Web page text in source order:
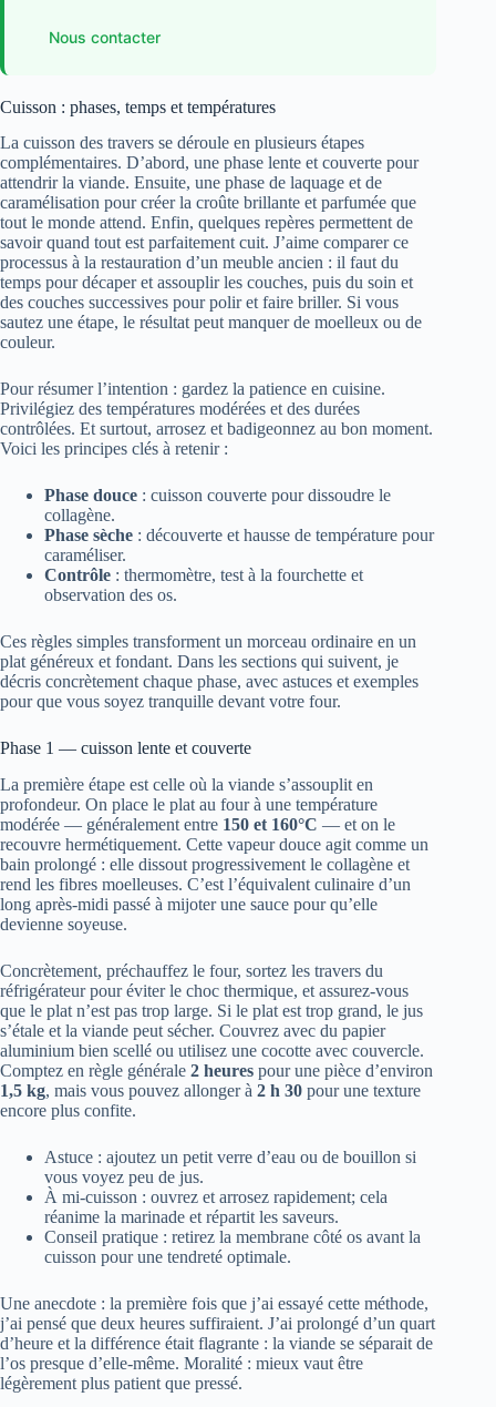
Nous contacter
Cuisson : phases, temps et températures
La cuisson des travers se déroule en plusieurs étapes
complémentaires. D’abord, une phase lente et couverte pour
attendrir la viande. Ensuite, une phase de laquage et de
caramélisation pour créer la croûte brillante et parfumée que
tout le monde attend. Enfin, quelques repères permettent de
savoir quand tout est parfaitement cuit. J’aime comparer ce
processus à la restauration d’un meuble ancien : il faut du
temps pour décaper et assouplir les couches, puis du soin et
des couches successives pour polir et faire briller. Si vous
sautez une étape, le résultat peut manquer de moelleux ou de
couleur.
Pour résumer l’intention : gardez la patience en cuisine.
Privilégiez des températures modérées et des durées
contrôlées. Et surtout, arrosez et badigeonnez au bon moment.
Voici les principes clés à retenir :
Phase douce : cuisson couverte pour dissoudre le
collagène.
Phase sèche : découverte et hausse de température pour
caraméliser.
Contrôle : thermomètre, test à la fourchette et
observation des os.
Ces règles simples transforment un morceau ordinaire en un
plat généreux et fondant. Dans les sections qui suivent, je
décris concrètement chaque phase, avec astuces et exemples
pour que vous soyez tranquille devant votre four.
Phase 1 — cuisson lente et couverte
La première étape est celle où la viande s’assouplit en
profondeur. On place le plat au four à une température
modérée — généralement entre 150 et 160°C — et on le
recouvre hermétiquement. Cette vapeur douce agit comme un
bain prolongé : elle dissout progressivement le collagène et
rend les fibres moelleuses. C’est l’équivalent culinaire d’un
long après-midi passé à mijoter une sauce pour qu’elle
devienne soyeuse.
Concrètement, préchauffez le four, sortez les travers du
réfrigérateur pour éviter le choc thermique, et assurez-vous
que le plat n’est pas trop large. Si le plat est trop grand, le jus
s’étale et la viande peut sécher. Couvrez avec du papier
aluminium bien scellé ou utilisez une cocotte avec couvercle.
Comptez en règle générale 2 heures pour une pièce d’environ
1,5 kg, mais vous pouvez allonger à 2 h 30 pour une texture
encore plus confite.
Astuce : ajoutez un petit verre d’eau ou de bouillon si
vous voyez peu de jus.
À mi-cuisson : ouvrez et arrosez rapidement; cela
réanime la marinade et répartit les saveurs.
Conseil pratique : retirez la membrane côté os avant la
cuisson pour une tendreté optimale.
Une anecdote : la première fois que j’ai essayé cette méthode,
j’ai pensé que deux heures suffiraient. J’ai prolongé d’un quart
d’heure et la différence était flagrante : la viande se séparait de
l’os presque d’elle-même. Moralité : mieux vaut être
légèrement plus patient que pressé.